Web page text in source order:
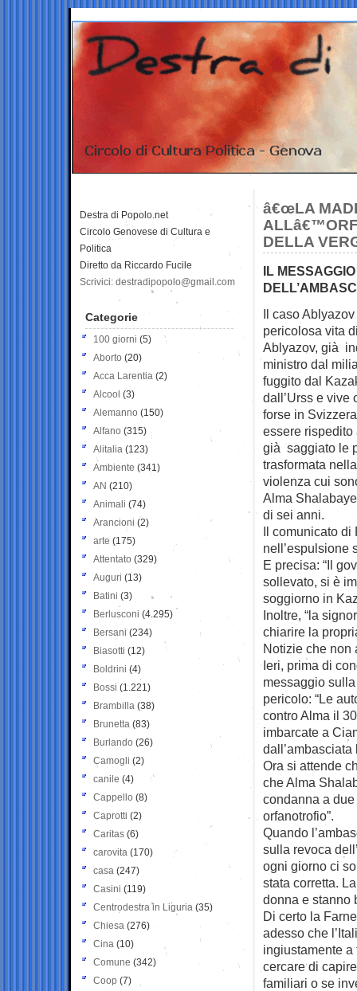
â€œLA
DELLA
IL
Il caso
pericolosa vita
Ablyazov, già
ministro dal
fuggito dal
dall’Urss e
forse in
essere rispedito
già saggiato le
trasformata
violenza cui
Alma
di sei anni.
Il comunicato di
nell’espulsione
E precisa: “Il
sollevato, si è
soggiorno in
Inoltre, “la
chiarire la
Notizie che non
Ieri, prima di
messaggio
pericolo: “Le
contro Alma il
imbarcate a
Ora si attende
che Alma
condanna a
orfanotrofio”.
Quando
sulla revoca
ogni giorno ci
stata corretta.
donna e stanno
Di certo la
adesso che
ingiustamente a
cercare di
familiari o se
Destra di Popolo.net
Circolo Genovese di Cultura e
Politica
Diretto da Riccardo Fucile
Scrivici: destradipopolo@gmail.com
Categorie
100 giorni (5)
Aborto (20)
Acca Larentia (2)
Alcool (3)
Alemanno (150)
Alfano (315)
Alitalia (123)
Ambiente (341)
AN (210)
Animali (74)
Arancioni (2)
arte (175)
Attentato (329)
Auguri (13)
Batini (3)
Berlusconi (4.295)
Bersani (234)
Biasotti (12)
Boldrini (4)
Bossi (1.221)
Brambilla (38)
Brunetta (83)
Burlando (26)
Camogli (2)
canile (4)
Cappello (8)
Caprotti (2)
Caritas (6)
carovita (170)
casa (247)
Casini (119)
Centrodestra in Liguria (35)
Chiesa (276)
Cina (10)
Comune (342)
Coop (7)